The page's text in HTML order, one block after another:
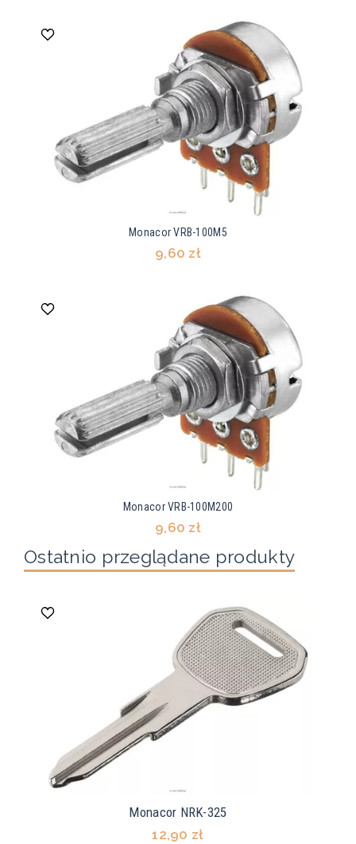
Monacor VRB-100M5
9,60 zł
Monacor VRB-100M200
9,60 zł
Ostatnio przeglądane produkty
Monacor NRK-325
12,90 zł